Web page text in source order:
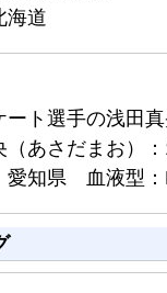
道
ート選手の浅田
（あさだまお）
知県 血液型：